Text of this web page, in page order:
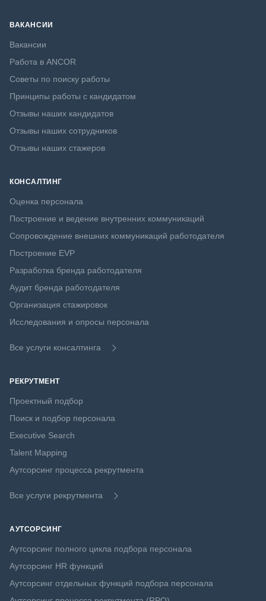
ВАКАНСИИ
Вакансии
Работа в ANCOR
Советы по поиску работы
Принципы работы с кандидатом
Отзывы наших кандидатов
Отзывы наших сотрудников
Отзывы наших стажеров
КОНСАЛТИНГ
Оценка персонала
Построение и ведение внутренних коммуникаций
Сопровождение внешних коммуникаций работодателя
Построение EVP
Разработка бренда работодателя
Аудит бренда работодателя
Организация стажировок
Исследования и опросы персонала
Все услуги консалтинга
РЕКРУТМЕНТ
Проектный подбор
Поиск и подбор персонала
Executive Search
Talent Mapping
Аутсорсинг процесса рекрутмента
Все услуги рекрутмента
АУТСОРСИНГ
Аутсорсинг полного цикла подбора персонала
Аутсорсинг HR функций
Аутсорсинг отдельных функций подбора персонала